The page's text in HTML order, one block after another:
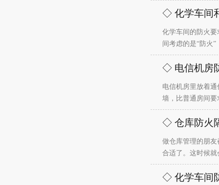
◇ 化学车间
化学车间的防火
间考虑的是“防火
◇ 电信机房
电信机房里放着
墙，比普通房间
◇ 仓库防火
做仓库管理的朋
合适了。这时候
◇ 化学车间